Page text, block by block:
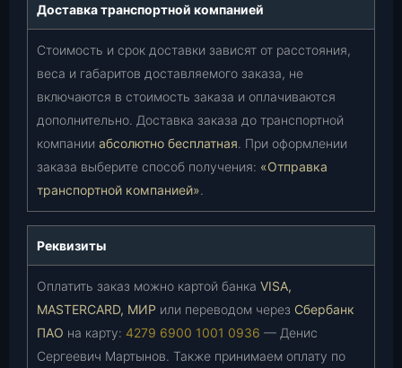
Доставка транспортной компанией
Стоимость и срок доставки зависят от расстояния,
веса и габаритов доставляемого заказа, не
включаются в стоимость заказа и оплачиваются
дополнительно. Доставка заказа до транспортной
компании абсолютно бесплатная. При оформлении
заказа выберите способ получения: «Отправка
транспортной компанией».
Реквизиты
Оплатить заказ можно картой банка VISA,
MASTERCARD, МИР или переводом через Сбербанк
ПАО на карту: 4279 6900 1001 0936 — Денис
Сергеевич Мартынов. Также принимаем оплату по